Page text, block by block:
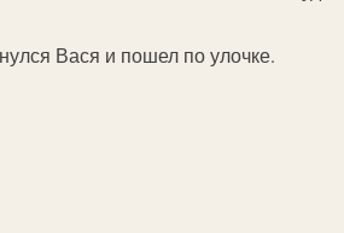
Вася и пошел по улочке.